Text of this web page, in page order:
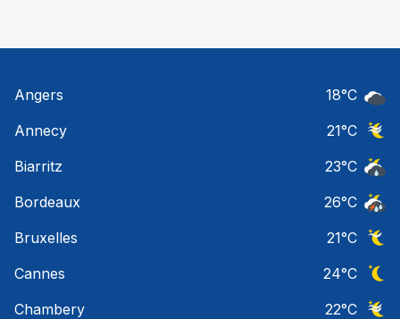
Angers 18°C
Annecy
21°C
Biarritz
23°C
Bordeaux
26°C
Bruxelles
21°C
Cannes
24°C
Chambery
22°C